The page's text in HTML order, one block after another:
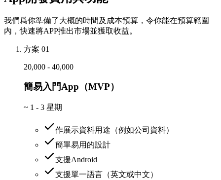
我們爲你準備了大概的時間及成本預算，令你能在預算範圍
內，快速將APP推出市場並獲取收益。
方案 01
20,000 - 40,000
簡易入門App（MVP）
~ 1 - 3 星期
作展示資料用途（例如公司資料）
簡單易用的設計
支援Android
支援單一語言（英文或中文）